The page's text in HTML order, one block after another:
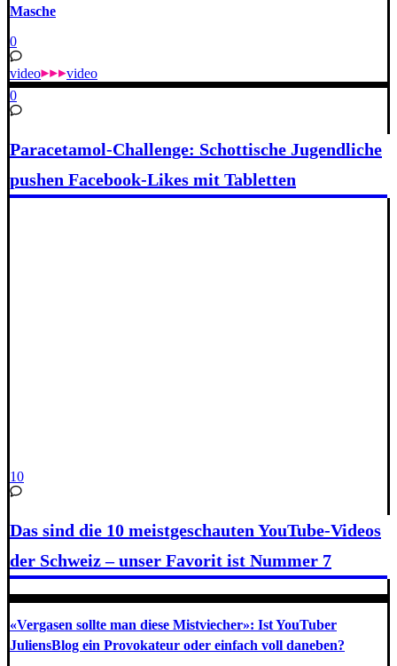
Masche
0
video
video
0
Paracetamol-Challenge: Schottische Jugendliche
pushen Facebook-Likes mit Tabletten
10
Das sind die 10 meistgeschauten YouTube-Videos
der Schweiz – unser Favorit ist Nummer 7
«Vergasen sollte man diese Mistviecher»: Ist YouTuber
JuliensBlog ein Provokateur oder einfach voll daneben?